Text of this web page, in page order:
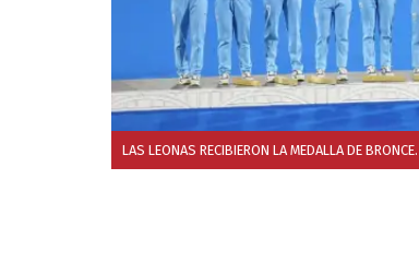
LAS LEONAS RECIBIERON LA MEDALLA DE BRONCE.